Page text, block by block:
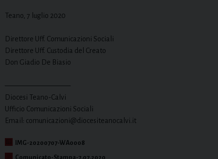
Teano, 7 luglio 2020
Direttore Uff. Comunicazioni Sociali
Direttore Uff. Custodia del Creato
Don Giadio De Biasio
—————————
Diocesi Teano-Calvi
Ufficio Comunicazioni Sociali
Email: comunicazioni@diocesiteanocalvi.it
IMG-20200707-WA0008
Comunicato-Stampa-7.07.2020